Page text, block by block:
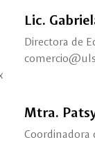
Lic.
Directora de
Mtra.
Coordinadora